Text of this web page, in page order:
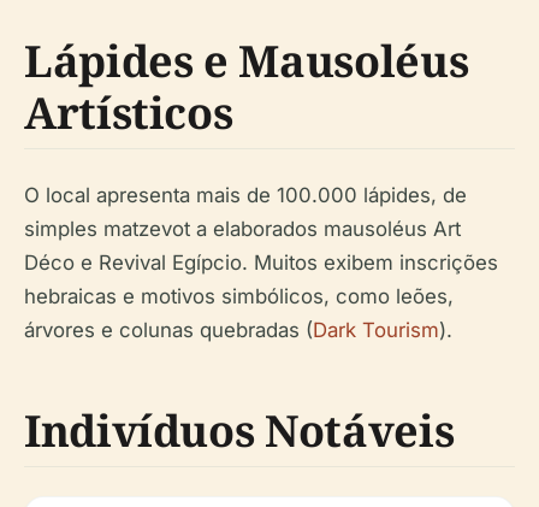
Lápides e Mausoléus
Artísticos
O local apresenta mais de 100.000 lápides, de
simples matzevot a elaborados mausoléus Art
Déco e Revival Egípcio. Muitos exibem inscrições
hebraicas e motivos simbólicos, como leões,
árvores e colunas quebradas (Dark Tourism).
Indivíduos Notáveis